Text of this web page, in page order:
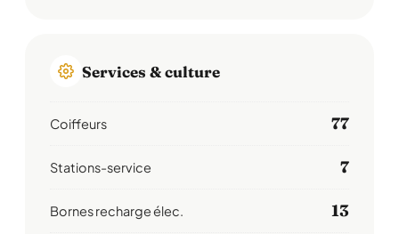
Services & culture
Coiffeurs 77
Stations-service 7
Bornes recharge élec. 13